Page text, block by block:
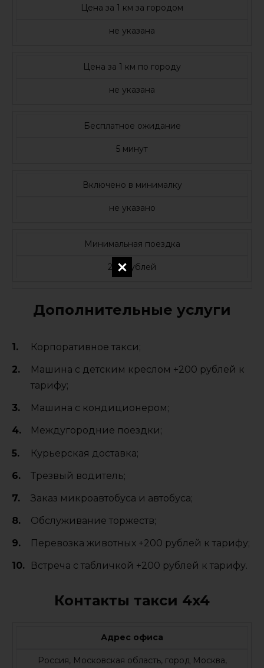
Цена за 1 км за городом
не указана
Цена за 1 км по городу
не указана
Бесплатное ожидание
5 минут
Включено в минималку
не указано
Минимальная поездка
250 рублей
Дополнительные услуги
Корпоративное такси;
Машина с детским креслом +200 рублей к
тарифу;
Машина с кондиционером;
Междугородние поездки;
Курьерская доставка;
Трезвый водитель;
Заказ микроавтобуса и автобуса;
Обслуживание торжеств;
Перевозка животных +200 рублей к тарифу;
Встреча с табличкой +200 рублей к тарифу.
Контакты такси 4x4
Адрес офиса
Россия, Московская область, город Москва,